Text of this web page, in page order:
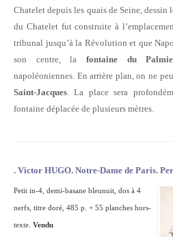
Chatelet depuis les quais de Seine, dessin
du Chatelet fut construite à
tribunal jusqu’à la Révolution et que
son centre, la fontaine du
napoléoniennes. En arrière plan, on ne
Saint-Jacques . La place sera
fontaine déplacée de plusieurs mètres.
. Victor HUGO. Notre-Dame de Paris.
Petit in-4, demi-basane bleunuit, dos à 4
nerfs, titre doré, 485 p. + 55 planches hors-
texte. Vendu